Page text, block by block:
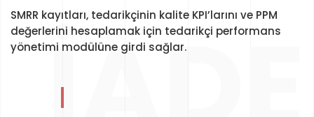
SMRR kayıtları, tedarikçinin kalite KPI’larını ve PPM
değerlerini hesaplamak için tedarikçi performans
yönetimi modülüne girdi sağlar.